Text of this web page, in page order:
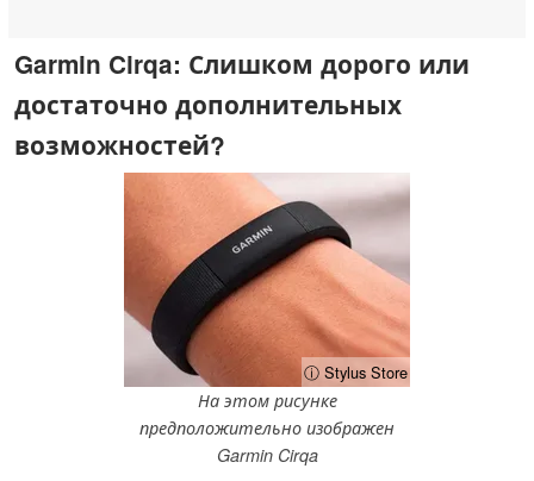
Garmin Cirqa: Слишком дорого или
достаточно дополнительных
возможностей?
ⓘ Stylus Store
На этом рисунке
предположительно изображен
Garmin Cirqa